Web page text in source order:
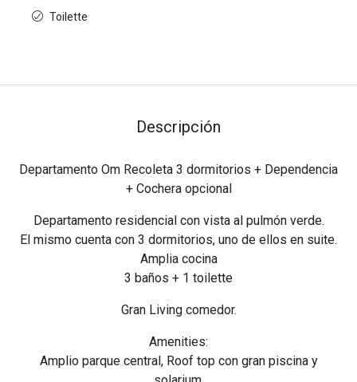
Toilette
Descripción
Departamento Om Recoleta 3 dormitorios + Dependencia
+ Cochera opcional
Departamento residencial con vista al pulmón verde.
El mismo cuenta con 3 dormitorios, uno de ellos en suite.
Amplia cocina
3 baños + 1 toilette
Gran Living comedor.
Amenities:
Amplio parque central, Roof top con gran piscina y